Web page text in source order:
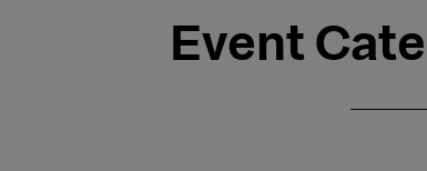
Event